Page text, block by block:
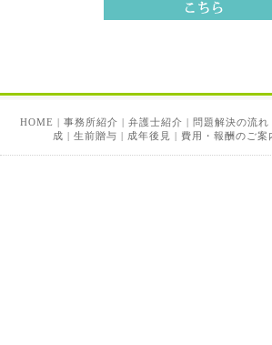
HOME | 事務所紹介 | 弁護士紹介 | 問題解決の流れ
成 | 生前贈与 | 成年後見 | 費用・報酬のご案